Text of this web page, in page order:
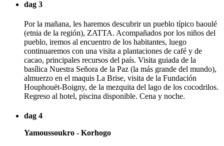
dag 3
Por la mañana, les haremos descubrir un pueblo típico baoulé
(etnia de la región), ZATTA. Acompañados por los niños del
pueblo, iremos al encuentro de los habitantes, luego
continuaremos con una visita a plantaciones de café y de
cacao, principales recursos del país. Visita guiada de la
basílica Nuestra Señora de la Paz (la más grande del mundo),
almuerzo en el maquis La Brise, visita de la Fundación
Houphouët-Boigny, de la mezquita del lago de los cocodrilos.
Regreso al hotel, piscina disponible. Cena y noche.
dag 4
Yamoussoukro - Korhogo